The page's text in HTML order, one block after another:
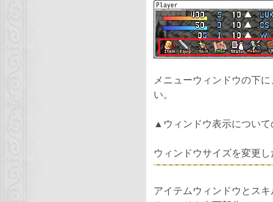
メニューウィンドウの下
い。
▲ウィンドウ表示について
ウィンドウサイズを変更し
アイテムウィンドウとス